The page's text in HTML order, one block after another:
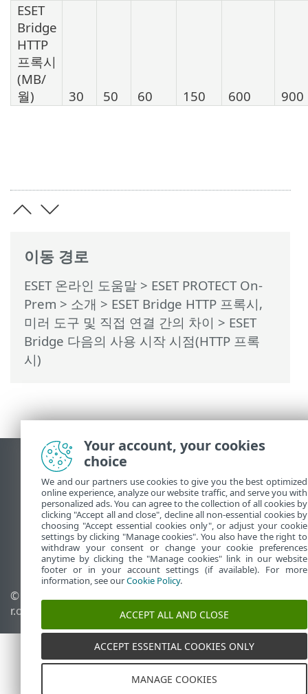
이동 경로
ESET 온라인 도움말 > ESET PROTECT On-
Prem > 소개 > ESET Bridge HTTP 프록시,
미러 도구 및 직접 연결 간의 차이 > ESET
Bridge 다음의 사용 시작 시점(HTTP 프록
시)
ESET
Bridge
HTTP
프록시
(MB/
월)
30 50 60 150 600 900
데스크톱 사이트 보기
End of Life
ESET 지식 베이스
ESET 포럼
ESET Status Portal
국가별 지원
© 1992 - 2026 ESET, spol. s
r.o. - All rights reserved.
Your account, your cookies
choice
We and our partners use cookies to give you the best optimized
online experience, analyze our website traffic, and serve you with
personalized ads. You can agree to the collection of all cookies by
clicking "Accept all and close", decline all non-essential cookies by
choosing "Accept essential cookies only", or adjust your cookie
settings by clicking "Manage cookies". You also have the right to
withdraw your consent or change your cookie preferences
anytime by clicking the "Manage cookies" link in our website
footer or in your account settings (if available). For more
information, see ourCookie Policy.
ACCEPT ALL AND CLOSE
ACCEPT ESSENTIAL COOKIES ONLY
MANAGE COOKIES